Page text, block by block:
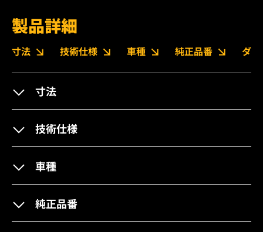
製品詳細
寸法 技術仕様 車種 純正品番 ダ
寸法
技術仕様
車種
純正品番